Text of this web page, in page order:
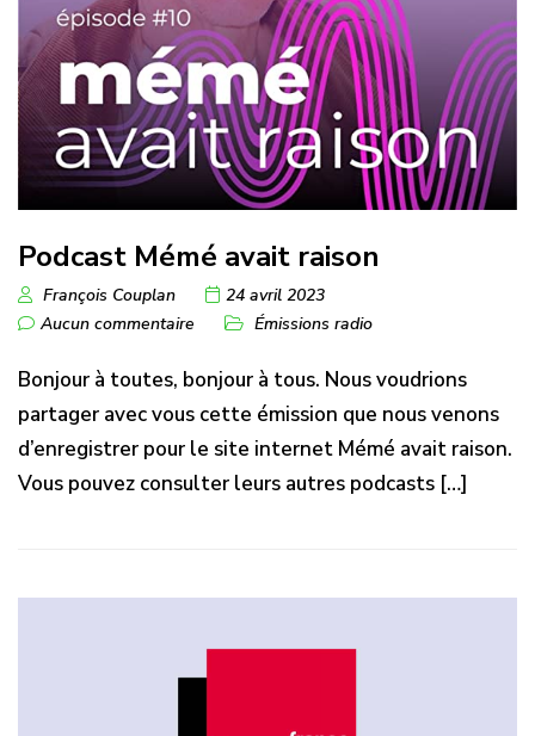
Podcast Mémé avait raison
François Couplan
24 avril 2023
Aucun commentaire
Émissions radio
Bonjour à toutes, bonjour à tous. Nous voudrions
partager avec vous cette émission que nous venons
d’enregistrer pour le site internet Mémé avait raison.
Vous pouvez consulter leurs autres podcasts […]